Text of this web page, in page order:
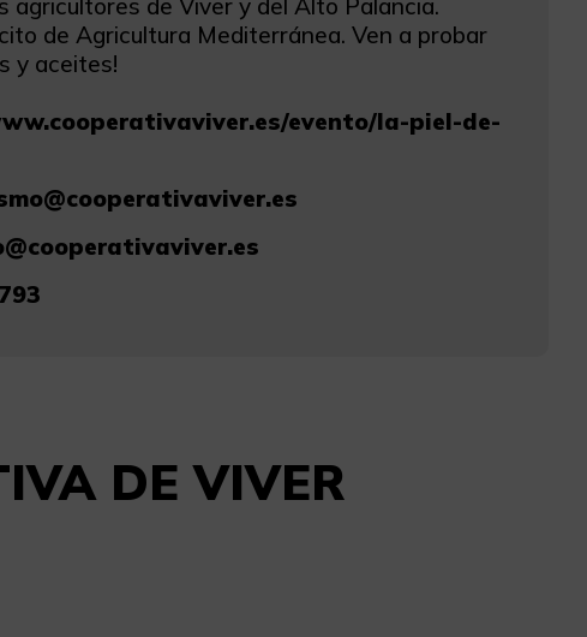
de Agricultura Mediterránea. Ven a probar
y aceites!
evento/la-piel-de-
DE VIVER